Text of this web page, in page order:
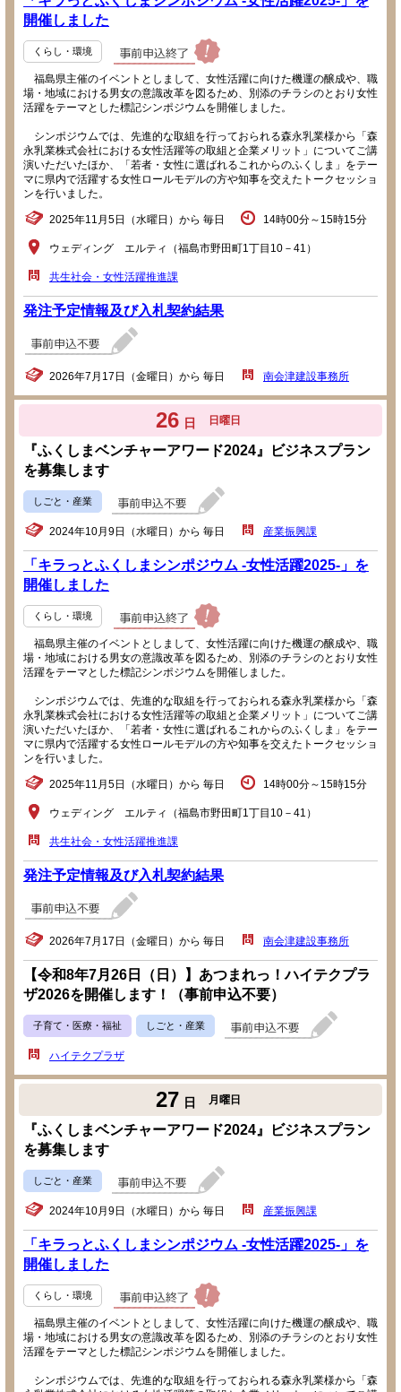
開催しました
くらし・環境
福島県主催のイベントとしまして、女性活躍に向けた機運の醸成や、職
場・地域における男女の意識改革を図るため、別添のチラシのとおり女性
活躍をテーマとした標記シンポジウムを開催しました。
シンポジウムでは、先進的な取組を行っておられる森永乳業様から「森
永乳業株式会社における女性活躍等の取組と企業メリット」についてご講
演いただいたほか、「若者・女性に選ばれるこれからのふくしま」をテー
マに県内で活躍する女性ロールモデルの方や知事を交えたトークセッショ
ンを行いました。
2025年11月5日（水曜日）から 毎日 14時00分～15時15分
ウェディング エルティ（福島市野田町1丁目10－41）
共生社会・女性活躍推進課
発注予定情報及び入札契約結果
2026年7月17日（金曜日）から 毎日 南会津建設事務所
26 日 日曜日
『ふくしまベンチャーアワード2024』ビジネスプラン
を募集します
しごと・産業
2024年10月9日（水曜日）から 毎日 産業振興課
「キラっとふくしまシンポジウム -女性活躍2025-」を
開催しました
くらし・環境
福島県主催のイベントとしまして、女性活躍に向けた機運の醸成や、職
場・地域における男女の意識改革を図るため、別添のチラシのとおり女性
活躍をテーマとした標記シンポジウムを開催しました。
シンポジウムでは、先進的な取組を行っておられる森永乳業様から「森
永乳業株式会社における女性活躍等の取組と企業メリット」についてご講
演いただいたほか、「若者・女性に選ばれるこれからのふくしま」をテー
マに県内で活躍する女性ロールモデルの方や知事を交えたトークセッショ
ンを行いました。
2025年11月5日（水曜日）から 毎日 14時00分～15時15分
ウェディング エルティ（福島市野田町1丁目10－41）
共生社会・女性活躍推進課
発注予定情報及び入札契約結果
2026年7月17日（金曜日）から 毎日 南会津建設事務所
【令和8年7月26日（日）】あつまれっ！ハイテクプラ
ザ2026を開催します！（事前申込不要）
子育て・医療・福祉 しごと・産業
ハイテクプラザ
27 日 月曜日
『ふくしまベンチャーアワード2024』ビジネスプラン
を募集します
しごと・産業
2024年10月9日（水曜日）から 毎日 産業振興課
「キラっとふくしまシンポジウム -女性活躍2025-」を
開催しました
くらし・環境
福島県主催のイベントとしまして、女性活躍に向けた機運の醸成や、職
場・地域における男女の意識改革を図るため、別添のチラシのとおり女性
活躍をテーマとした標記シンポジウムを開催しました。
シンポジウムでは、先進的な取組を行っておられる森永乳業様から「森